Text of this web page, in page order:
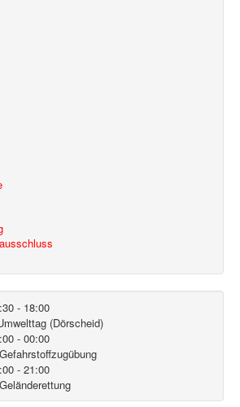
- 18:00
(Dörscheid)
- 00:00
Gefahrstoffzugübung
- 21:00
Geländerettung